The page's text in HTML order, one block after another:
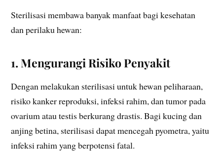
Sterilisasi membawa banyak manfaat bagi kesehatan
dan perilaku hewan:
1. Mengurangi Risiko Penyakit
Dengan melakukan sterilisasi untuk hewan peliharaan,
risiko kanker reproduksi, infeksi rahim, dan tumor pada
ovarium atau testis berkurang drastis. Bagi kucing dan
anjing betina, sterilisasi dapat mencegah pyometra, yaitu
infeksi rahim yang berpotensi fatal.